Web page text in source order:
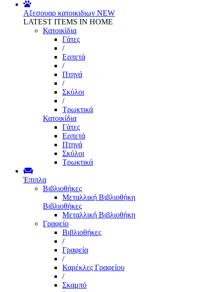
Αξεσουαρ κατοικιδιων NEW
LATEST ITEMS IN HOME
Κατοικίδια
Γάτες
/
Ερπετά
/
Πτηνά
/
Σκύλοι
/
Τρωκτικά
Κατοικίδια
Γάτες
Ερπετά
Πτηνά
Σκύλοι
Τρωκτικά
Έπιπλα
Βιβλιοθήκες
Μεταλλική Βιβλιοθήκη
Βιβλιοθήκες
Μεταλλική Βιβλιοθήκη
Γραφείο
Βιβλιοθήκες
/
Γραφεία
/
Καρέκλες Γραφείου
/
Σκαμπό